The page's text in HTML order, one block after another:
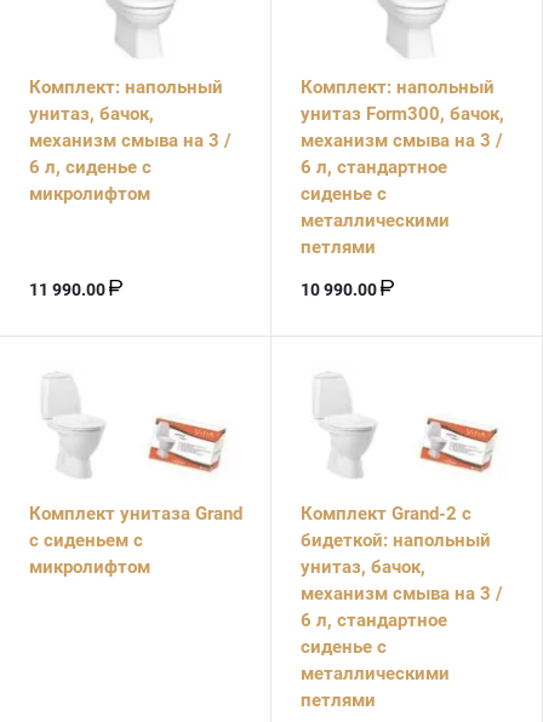
Комплект: напольный
унитаз, бачок,
механизм смыва на 3 /
6 л, сиденье с
микролифтом
11 990.00
Комплект: напольный
унитаз Form300, бачок,
механизм смыва на 3 /
6 л, стандартное
сиденье с
металлическими
петлями
10 990.00
Комплект унитаза Grand
c сиденьем с
микролифтом
Комплект Grand-2 с
бидеткой: напольный
унитаз, бачок,
механизм смыва на 3 /
6 л, стандартное
сиденье с
металлическими
петлями